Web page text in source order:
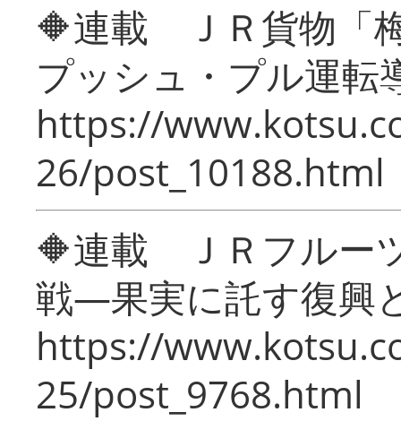
🔶連載 ＪＲ貨物「
プッシュ・プル運転
https://
26/post_10188.html
🔶連載 ＪＲフルー
戦―果実に託す復興
https://
25/post_9768.html